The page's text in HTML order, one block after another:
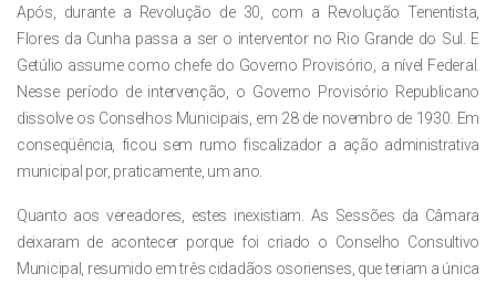
Após, durante a Revolução de 30, com a Revolução Tenentista,
Flores da Cunha passa a ser o interventor no Rio Grande do Sul. E
Getúlio assume como chefe do Governo Provisório, a nível Federal.
Nesse período de intervenção, o Governo Provisório Republicano
dissolve os Conselhos Municipais, em 28 de novembro de 1930. Em
conseqüência, ficou sem rumo fiscalizador a ação administrativa
municipal por, praticamente, um ano.
Quanto aos vereadores, estes inexistiam. As Sessões da Câmara
deixaram de acontecer porque foi criado o Conselho Consultivo
Municipal, resumido em três cidadãos osorienses, que teriam a única